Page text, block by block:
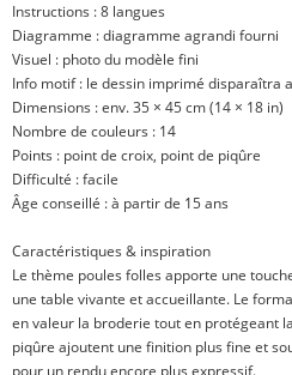
Instructions : 8 langues
Diagramme : diagramme agrandi fourni
Visuel : photo du modèle fini
Info motif : le dessin imprimé disparaîtra
Dimensions : env. 35 × 45 cm (14 × 18 in)
Nombre de couleurs : 14
Points : point de croix, point de piqûre
Difficulté : facile
Âge conseillé : à partir de 15 ans
Caractéristiques & inspiration
Le thème poules folles apporte une
une table vivante et accueillante. Le
en valeur la broderie tout en protégeant
piqûre ajoutent une finition plus fine et
pour un rendu encore plus expressif.